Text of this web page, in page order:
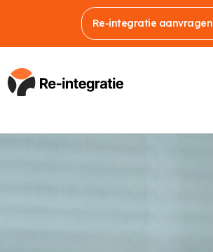
Re-integratie aanvragen